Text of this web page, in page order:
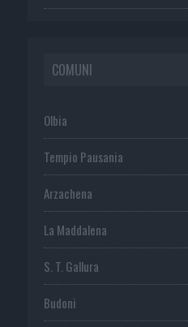
COMUNI
Olbia
Tempio Pausania
Arzachena
La Maddalena
S. T. Gallura
Budoni